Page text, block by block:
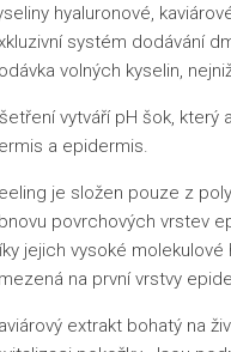
hyaluronové,
systém dodávání
volných kyselin,
vytváří pH šok, který
a epidermis.
je složen pouze z
povrchových vrstev
jejich vysoké
na první vrstvy
extrakt bohatý na